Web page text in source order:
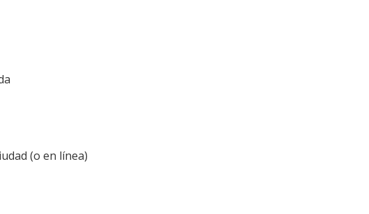
(o en línea)